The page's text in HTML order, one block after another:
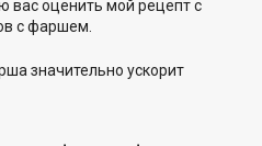
вас оценить мой рецепт с
с фаршем.
значительно ускорит